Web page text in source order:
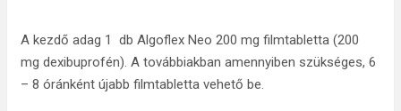
A kezdő adag 1 db Algoflex Neo 200 mg filmtabletta (200
mg dexibuprofén). A továbbiakban amennyiben szükséges, 6
– 8 óránként újabb filmtabletta vehető be.